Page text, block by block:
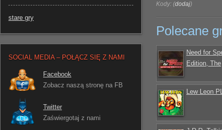
stare gry
SOCIAL MEDIA – POŁĄCZ SIĘ Z NAMI
Facebook
Zobacz naszą stronę na FB
Twitter
Zaświergotaj z nami
Kody: (dodaj)
Polecane
Need for
Edition, The
Lew Leon